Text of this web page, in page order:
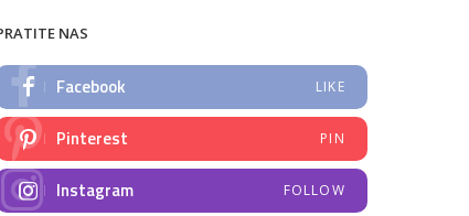
NAS
Facebook LIKE
Pinterest PIN
Instagram FOLLOW